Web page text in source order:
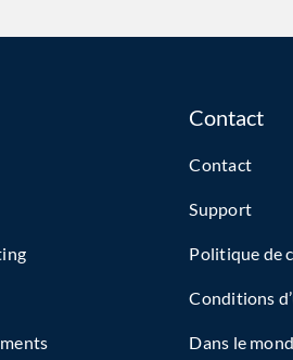
Contact
Contact
Support
Politique de
Conditions
Dans le